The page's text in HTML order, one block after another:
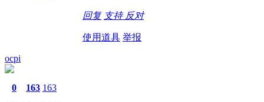
回复 支持 反对
使用道具 举报
ocpi
0 163 163